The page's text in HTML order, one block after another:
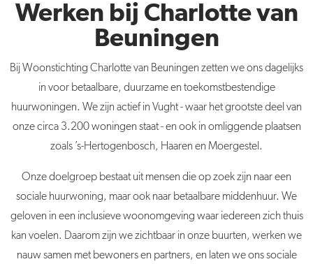
Werken bij Charlotte van
Beuningen
Bij Woonstichting Charlotte van Beuningen zetten we ons dagelijks
in voor betaalbare, duurzame en toekomstbestendige
huurwoningen. We zijn actief in Vught - waar het grootste deel van
onze circa 3.200 woningen staat - en ook in omliggende plaatsen
zoals ’s-Hertogenbosch, Haaren en Moergestel.
Onze doelgroep bestaat uit mensen die op zoek zijn naar een
sociale huurwoning, maar ook naar betaalbare middenhuur. We
geloven in een inclusieve woonomgeving waar iedereen zich thuis
kan voelen. Daarom zijn we zichtbaar in onze buurten, werken we
nauw samen met bewoners en partners, en laten we ons sociale